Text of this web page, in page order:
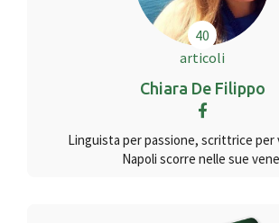
40
articoli
Chiara De Filippo
Linguista per passione, scrittrice per
Napoli scorre nelle sue